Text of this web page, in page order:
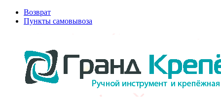
Возврат
Пункты самовывоза